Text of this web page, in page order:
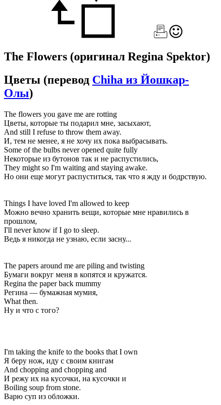
The Flowers (оригинал Regina Spektor)
Цветы (перевод Chiha из Йошкар-
Олы)
The flowers you gave me are rotting
Цветы, которые ты подарил мне, засыхают,
And still I refuse to throw them away.
И, тем не менее, я не хочу их пока выбрасывать.
Some of the bulbs never opened quite fully
Некоторые из бутонов так и не распустились,
They might so I'm waiting and staying awake.
Но они еще могут распуститься, так что я жду и бодрствую.
Things I have loved I'm allowed to keep
Можно вечно хранить вещи, которые мне нравились в
прошлом,
I'll never know if I go to sleep.
Ведь я никогда не узнаю, если засну...
The papers around me are piling and twisting
Бумаги вокруг меня в копятся и кружатся.
Regina the paper back mummy
Регина — бумажная мумия,
What then.
Ну и что с того?
I'm taking the knife to the books that I own
Я беру нож, иду с своим книгам
And chopping and chopping and
И режу их на кусочки, на кусочки и
Boiling soup from stone.
Варю суп из обложки.